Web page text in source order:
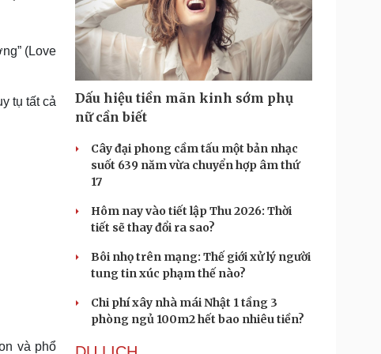
Thông tin doanh nghiệp
Doanh nghiệp 24h
Doanh nhân
Vì cộng đồng
Sành điệu
Tin Công nghệ
Trải nghiệm
Chuyển đổi số
Du lịch
Podcast
Đọc truyện đêm khuya
Cửa sổ tình yêu
(Love
tụ tất cả
và phổ
Dấu hiệu tiền mãn kinh sớm phụ
nữ cần biết
Cây đại phong cầm tấu một bản nhạc
suốt 639 năm vừa chuyển hợp âm thứ
17
Hôm nay vào tiết lập Thu 2026: Thời
tiết sẽ thay đổi ra sao?
Bôi nhọ trên mạng: Thế giới xử lý người
tung tin xúc phạm thế nào?
Chi phí xây nhà mái Nhật 1 tầng 3
phòng ngủ 100m2 hết bao nhiêu tiền?